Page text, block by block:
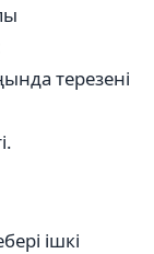
терезені
ішкі